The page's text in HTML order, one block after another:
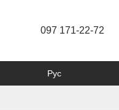
097 171-22-72
Рус